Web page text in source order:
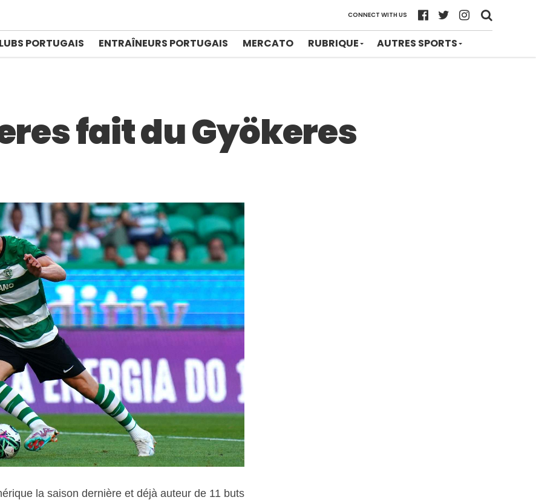
CONNECT WITH US
PORTUGAIS ENTRAÎNEURS PORTUGAIS MERCATO RUBRIQUE AUTRES SPORTS
fait du Gyökeres
la saison dernière et déjà auteur de 11 buts